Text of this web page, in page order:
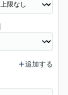
追加する